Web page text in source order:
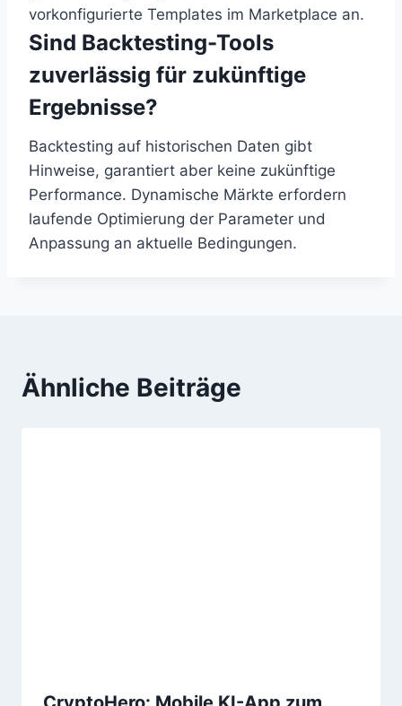
vorkonfigurierte Templates im Marketplace an.
Sind Backtesting-Tools
zuverlässig für zukünftige
Ergebnisse?
Backtesting auf historischen Daten gibt
Hinweise, garantiert aber keine zukünftige
Performance. Dynamische Märkte erfordern
laufende Optimierung der Parameter und
Anpassung an aktuelle Bedingungen.
Ähnliche Beiträge